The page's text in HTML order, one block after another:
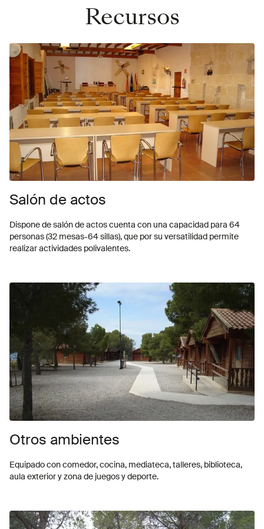
Recursos
Salón de actos
Dispone de salón de actos cuenta con una capacidad para 64
personas (32 mesas-64 sillas), que por su versatilidad permite
realizar actividades polivalentes.
Otros ambientes
Equipado con comedor, cocina, mediateca, talleres, biblioteca,
aula exterior y zona de juegos y deporte.